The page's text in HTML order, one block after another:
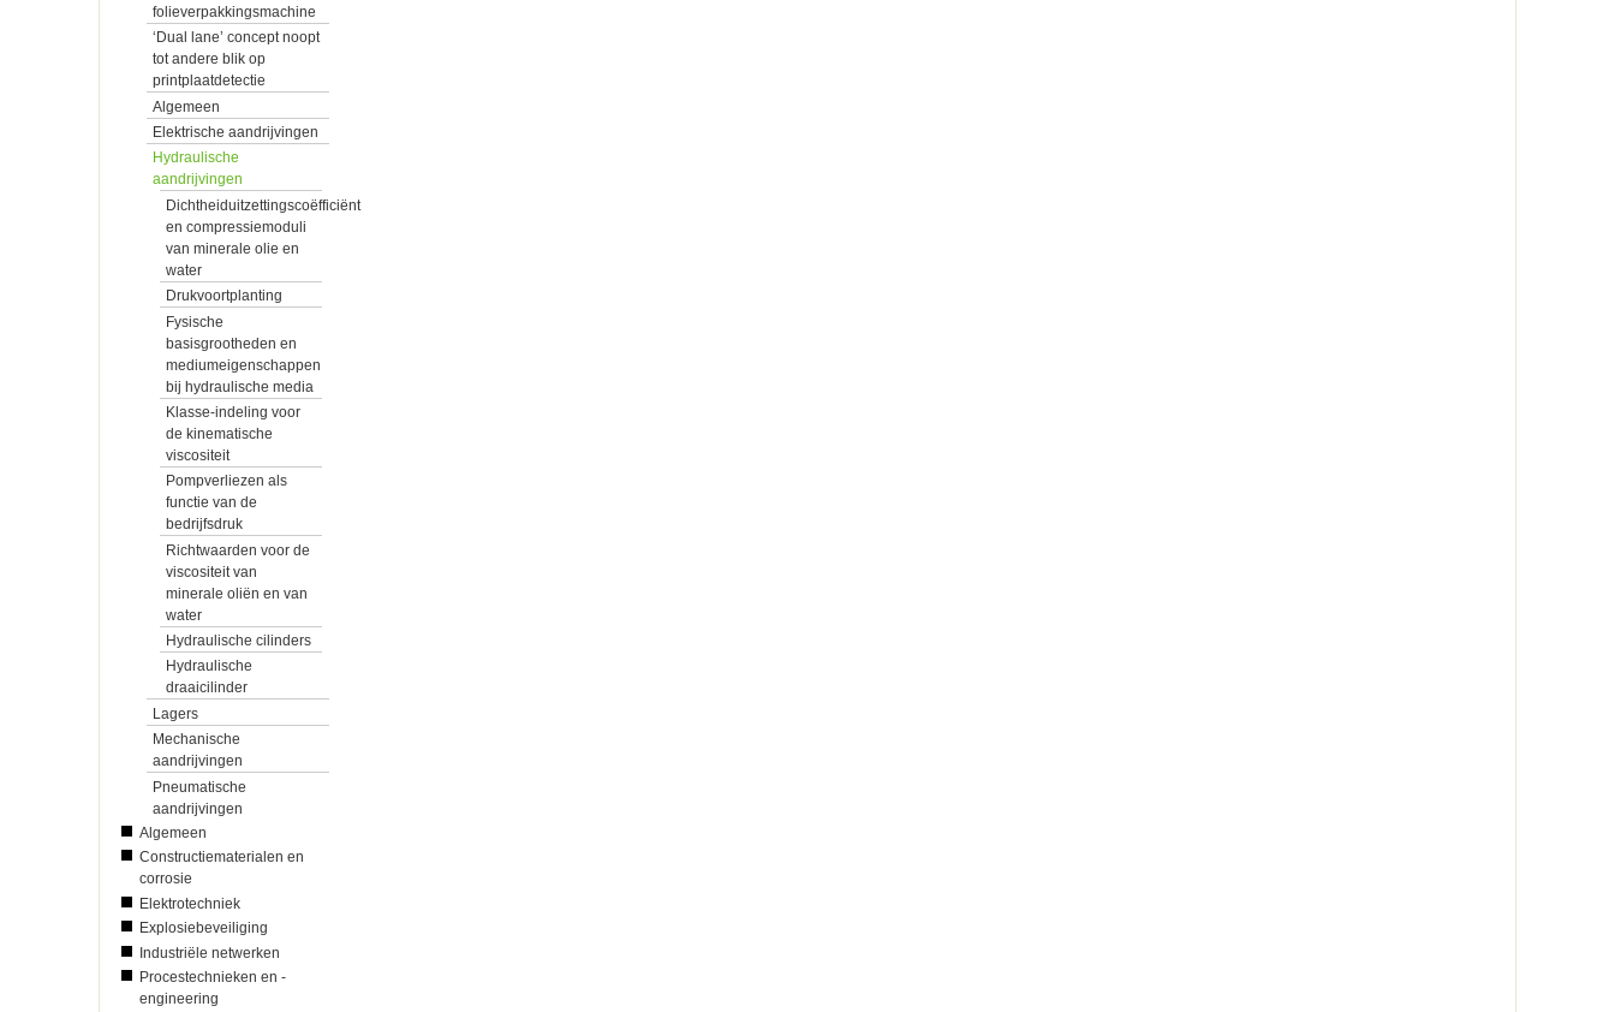
folieverpakkingsmachine
‘Dual lane’ concept noopt
tot andere blik op
printplaatdetectie
Algemeen
Elektrische aandrijvingen
Hydraulische
aandrijvingen
Dichtheiduitzettingscoëfficiënt
en compressiemoduli
van minerale olie en
water
Drukvoortplanting
Fysische
basisgrootheden en
mediumeigenschappen
bij hydraulische media
Klasse-indeling voor
de kinematische
viscositeit
Pompverliezen als
functie van de
bedrijfsdruk
Richtwaarden voor de
viscositeit van
minerale oliën en van
water
Hydraulische cilinders
Hydraulische
draaicilinder
Lagers
Mechanische
aandrijvingen
Pneumatische
aandrijvingen
Algemeen
Constructiematerialen en
corrosie
Elektrotechniek
Explosiebeveiliging
Industriële netwerken
Procestechnieken en -
engineering